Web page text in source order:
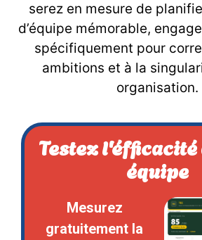
serez en mesure de
d’équipe mémorable,
spécifiquement pour
ambitions et à la
organisation.
Testez
équipe
Mesurez
gratuitement la